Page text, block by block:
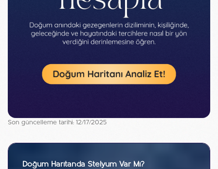
Son güncelleme tarihi: 12/17/2025
Doğum Haritanda Stelyum Var Mı?